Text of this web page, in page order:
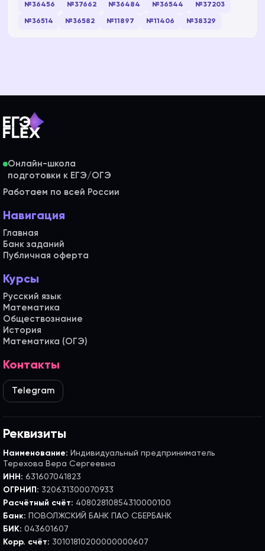
№36456 №37662 №36484 №36544 №37203
№36514 №36582 №11897 №11406 №38329
Онлайн-школа
Работаем по всей России
Навигация
Главная
Банк заданий
Публичная оферта
Курсы
Русский язык
Математика
Обществознание
История
Математика (ОГЭ)
Контакты
Telegram
Реквизиты
Наименование: Индивидуальный предприниматель
Терехова Вера Сергеевна
ИНН: 631607041823
ОГРНИП: 320631300070933
Расчётный счёт: 40802810854310000100
Банк: ПОВОЛЖСКИЙ БАНК ПАО СБЕРБАНК
БИК: 043601607
Корр. счёт: 30101810200000000607